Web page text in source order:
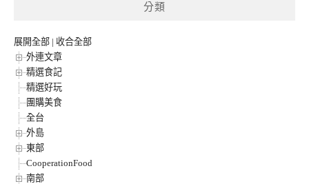
分類
展開全部 | 收合全部
外連文章
精選食記
精選好玩
團購美食
全台
外島
東部
CooperationFood
南部